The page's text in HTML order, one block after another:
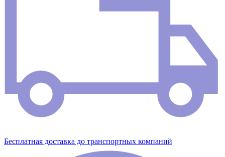
Бесплатная доставка до транспортных компаний